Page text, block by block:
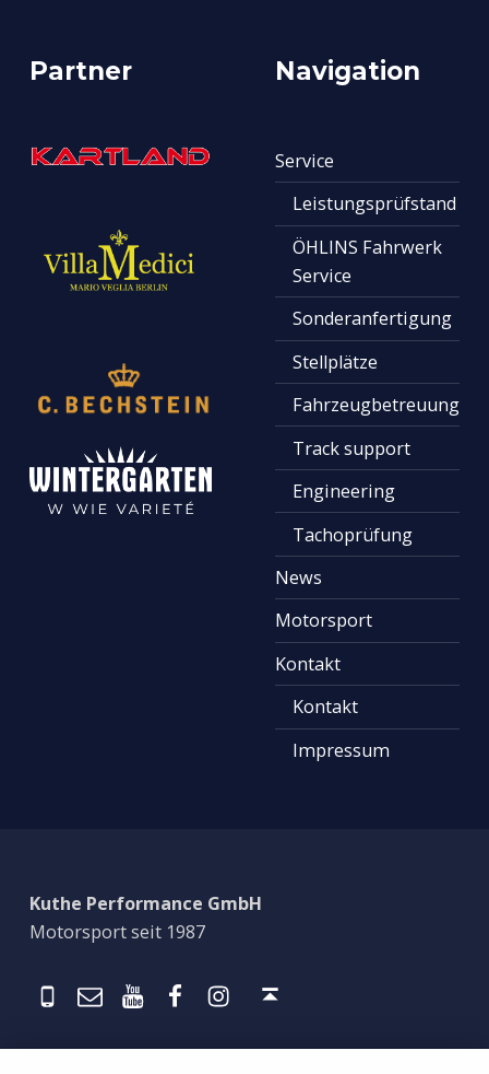
Partner Navigation
Service
Leistungsprüfstand
ÖHLINS Fahrwerk
Service
Sonderanfertigung
Stellplätze
Fahrzeugbetreuung
Track support
Engineering
Tachoprüfung
News
Motorsport
Kontakt
Kontakt
Impressum
Kuthe Performance GmbH
Motorsport seit 1987
MailYouTubeFacebook